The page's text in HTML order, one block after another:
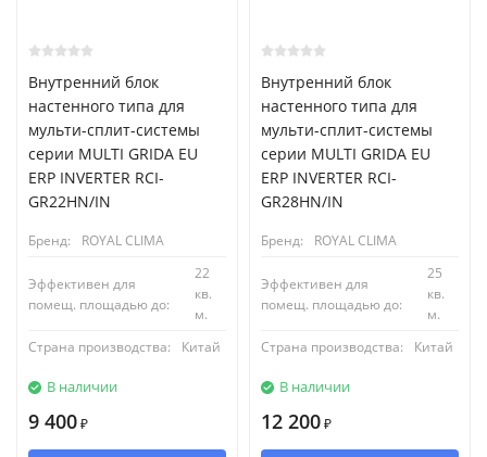
Внутренний блок
настенного типа для
мульти-сплит-системы
серии MULTI GRIDA EU
ERP INVERTER RCI-
GR22HN/IN
Бренд: ROYAL CLIMA
Эффективен для
помещ. площадью до:
22
кв.
м.
Страна производства:
Китай
В наличии
9 400 ₽
Внутренний блок
настенного типа для
мульти-сплит-системы
серии MULTI GRIDA EU
ERP INVERTER RCI-
GR28HN/IN
Бренд: ROYAL CLIMA
Эффективен для
помещ. площадью до:
25
кв.
м.
Страна производства:
Китай
В наличии
12 200 ₽